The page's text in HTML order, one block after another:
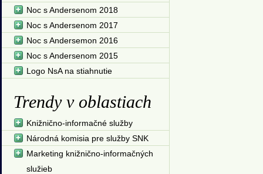
Noc s Andersenom 2018
Noc s Andersenom 2017
Noc s Andersemon 2016
Noc s Andersenom 2015
Logo NsA na stiahnutie
Trendy v oblastiach
Knižnično-informačné služby
Národná komisia pre služby SNK
Marketing knižnično-informačných
služieb